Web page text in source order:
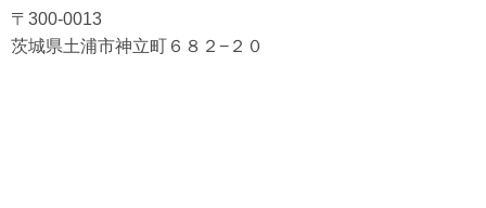
〒300-0013
茨城県土浦市神立町６８２−２０